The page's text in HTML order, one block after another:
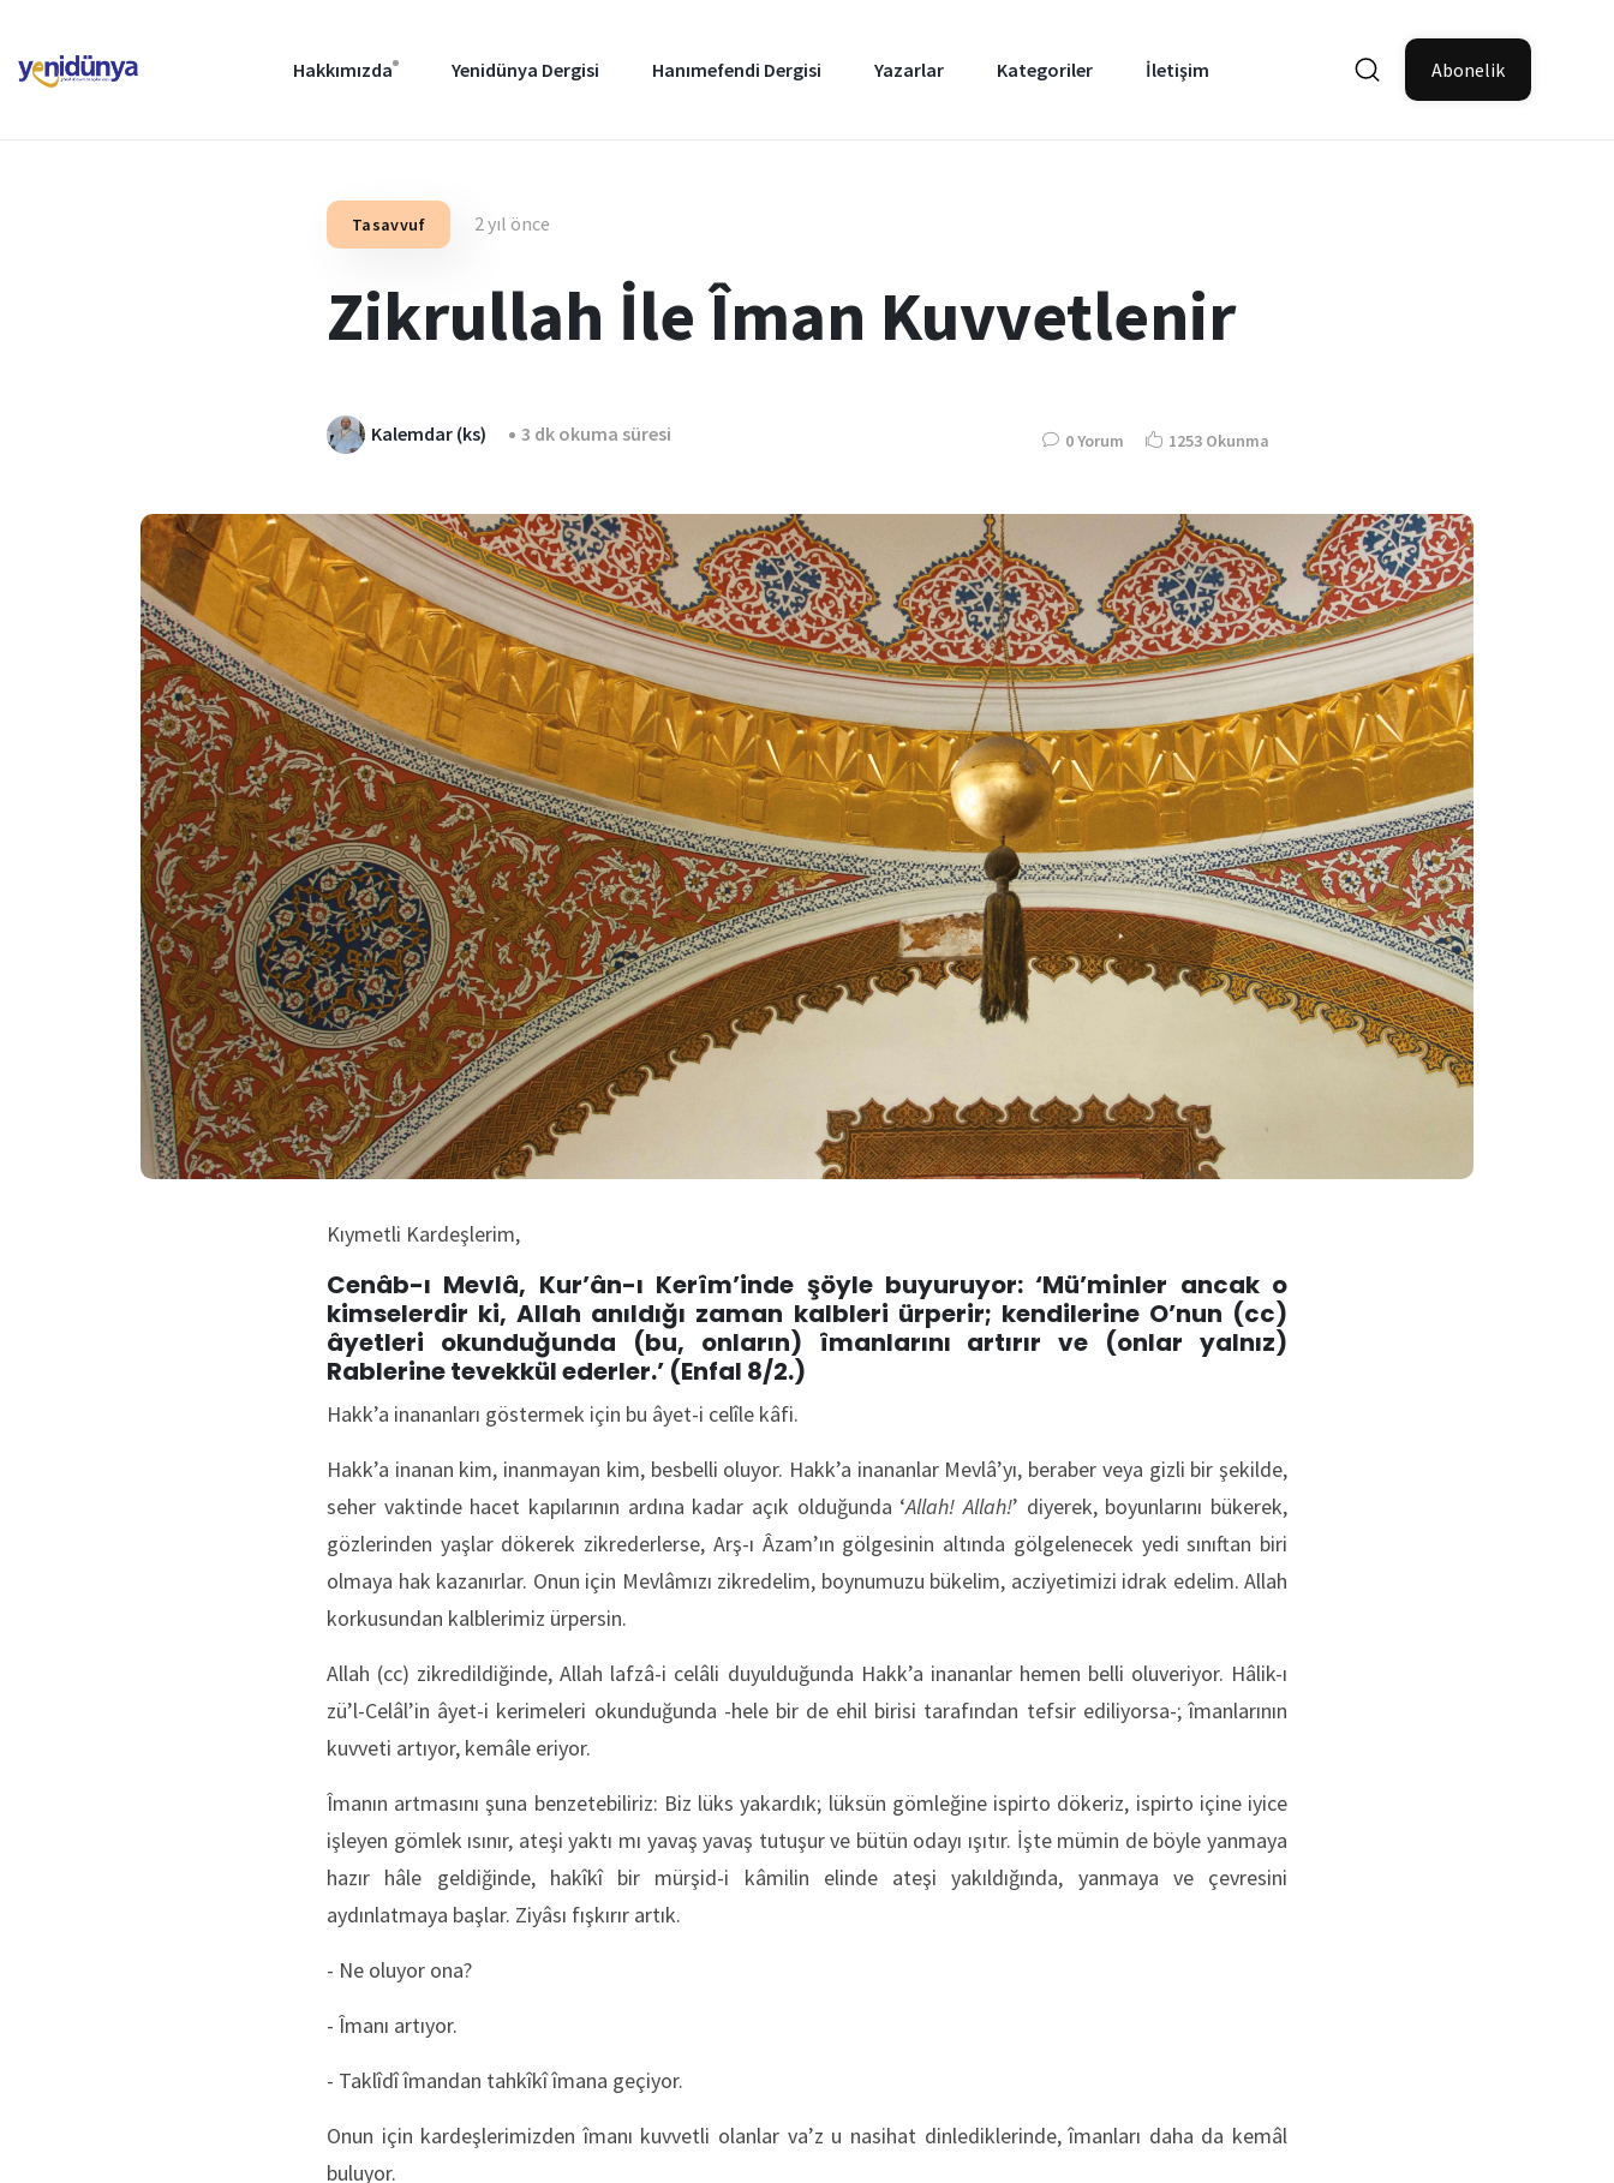
Hakkımızda Yenidünya Dergisi Hanımefendi Dergisi Yazarlar Kategoriler İletişim Abonelik
Tasavvuf 2 yıl önce
Zikrullah İle Îman Kuvvetlenir
Kalemdar (ks) 3 dk okuma süresi 0 Yorum 1253 Okunma
Kıymetli Kardeşlerim,
Cenâb-ı Mevlâ, Kur’ân-ı Kerîm’inde şöyle buyuruyor: ‘Mü’minler ancak o
kimselerdir ki, Allah anıldığı zaman kalbleri ürperir; kendilerine O’nun (cc)
âyetleri okunduğunda (bu, onların) îmanlarını artırır ve (onlar yalnız)
Rablerine tevekkül ederler.’ (Enfal 8/2.)
Hakk’a inananları göstermek için bu âyet-i celîle kâfi.
Hakk’a inanan kim, inanmayan kim, besbelli oluyor. Hakk’a inananlar Mevlâ’yı, beraber veya gizli bir şekilde,
seher vaktinde hacet kapılarının ardına kadar açık olduğunda ‘Allah! Allah!’ diyerek, boyunlarını bükerek,
gözlerinden yaşlar dökerek zikrederlerse, Arş-ı Âzam’ın gölgesinin altında gölgelenecek yedi sınıftan biri
olmaya hak kazanırlar. Onun için Mevlâmızı zikredelim, boynumuzu bükelim, acziyetimizi idrak edelim. Allah
korkusundan kalblerimiz ürpersin.
Allah (cc) zikredildiğinde, Allah lafzâ-i celâli duyulduğunda Hakk’a inananlar hemen belli oluveriyor. Hâlik-ı
zü’l-Celâl’in âyet-i kerimeleri okunduğunda -hele bir de ehil birisi tarafından tefsir ediliyorsa-; îmanlarının
kuvveti artıyor, kemâle eriyor.
Îmanın artmasını şuna benzetebiliriz: Biz lüks yakardık; lüksün gömleğine ispirto dökeriz, ispirto içine iyice
işleyen gömlek ısınır, ateşi yaktı mı yavaş yavaş tutuşur ve bütün odayı ışıtır. İşte mümin de böyle yanmaya
hazır hâle geldiğinde, hakîkî bir mürşid-i kâmilin elinde ateşi yakıldığında, yanmaya ve çevresini
aydınlatmaya başlar. Ziyâsı fışkırır artık.
- Ne oluyor ona?
- Îmanı artıyor.
- Taklîdî îmandan tahkîkî îmana geçiyor.
Onun için kardeşlerimizden îmanı kuvvetli olanlar va’z u nasihat dinlediklerinde, îmanları daha da kemâl
buluyor.